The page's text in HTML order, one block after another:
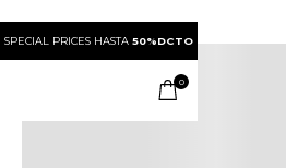
SPECIAL PRICES HASTA 50%DCTO
0